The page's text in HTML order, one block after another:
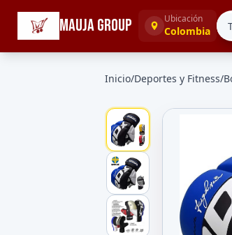
MAUJA GROUP Ubicación
Colombia
☰ Categorías
Inicio/Deportes y Fitness/